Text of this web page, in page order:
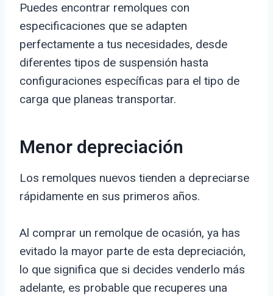
Puedes encontrar remolques con
especificaciones que se adapten
perfectamente a tus necesidades, desde
diferentes tipos de suspensión hasta
configuraciones específicas para el tipo de
carga que planeas transportar.
Menor depreciación
Los remolques nuevos tienden a depreciarse
rápidamente en sus primeros años.
Al comprar un remolque de ocasión, ya has
evitado la mayor parte de esta depreciación,
lo que significa que si decides venderlo más
adelante, es probable que recuperes una